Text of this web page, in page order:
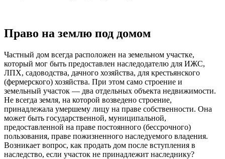
Право на землю под домом
Частный дом всегда расположен на земельном участке,
который мог быть предоставлен наследодателю для ИЖС,
ЛПХ, садоводства, дачного хозяйства, для крестьянского
(фермерского) хозяйства. При этом само строение и
земельный участок — два отдельных объекта недвижимости.
Не всегда земля, на которой возведено строение,
принадлежала умершему лицу на праве собственности. Она
может быть государственной, муниципальной,
предоставленной на праве постоянного (бессрочного)
пользования, праве пожизненного наследуемого владения.
Возникает вопрос, как продать дом после вступления в
наследство, если участок не принадлежит наследнику?